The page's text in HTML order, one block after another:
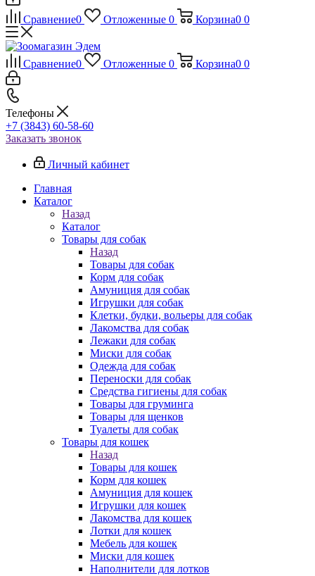
Сравнение0 Отложенные 0 Корзина0 0
Сравнение0 Отложенные 0 Корзина0 0
Телефоны
+7 (3843) 60-58-60
Заказать звонок
Личный кабинет
Главная
Каталог
Назад
Каталог
Товары для собак
Назад
Товары для собак
Корм для собак
Амуниция для собак
Игрушки для собак
Клетки, будки, вольеры для собак
Лакомства для собак
Лежаки для собак
Миски для собак
Одежда для собак
Переноски для собак
Средства гигиены для собак
Товары для груминга
Товары для щенков
Туалеты для собак
Товары для кошек
Назад
Товары для кошек
Корм для кошек
Амуниция для кошек
Игрушки для кошек
Лакомства для кошек
Лотки для кошек
Мебель для кошек
Миски для кошек
Наполнители для лотков